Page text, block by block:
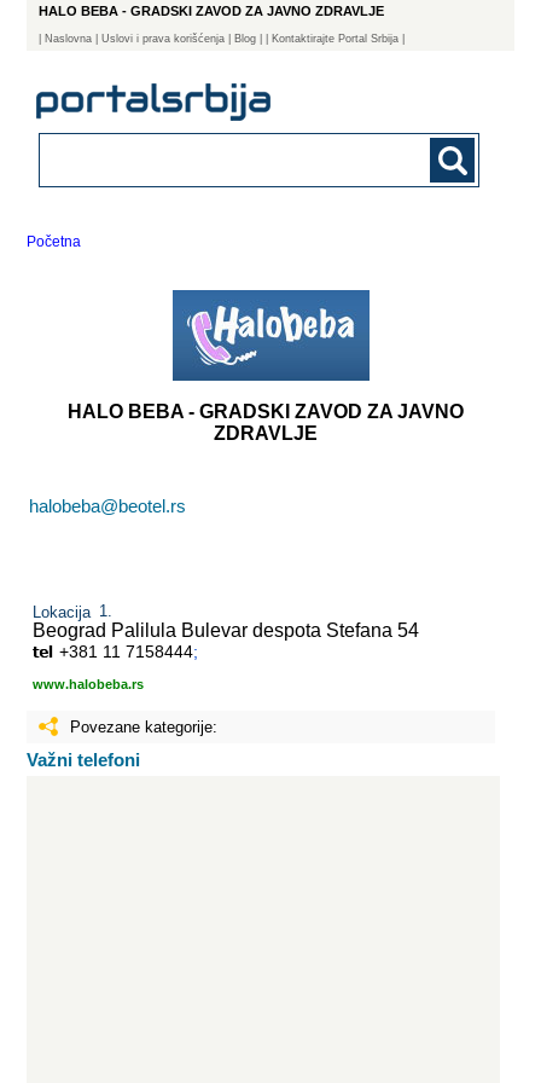
HALO BEBA - GRADSKI ZAVOD ZA JAVNO ZDRAVLJE
Naslovna | Uslovi i prava korišćenja Blog | Kontaktirajte Portal Srbija |
Početna
HALO BEBA - GRADSKI ZAVOD ZA JAVNO
ZDRAVLJE
halobeba@beotel.rs
www.halobeba.rs
Lokacija
Beograd Palilula Bulevar despota Stefana 54
+381 11 7158444;
Povezane kategorije:
Važni telefoni